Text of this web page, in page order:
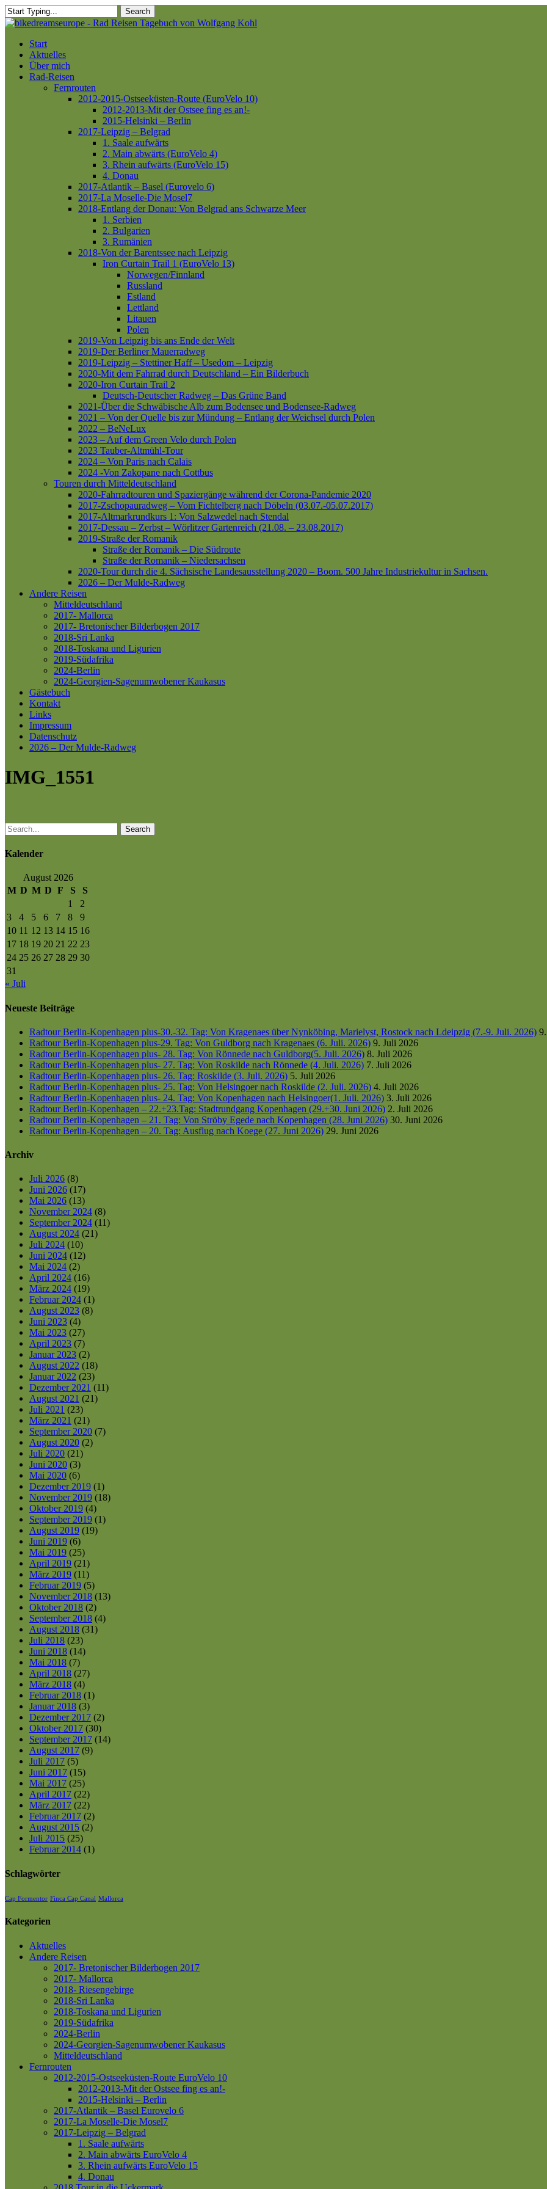
Skip
to
content
Search
Close
Menu
Start
Aktuelles
Über mich
Rad-Reisen
Fernrouten
2012-2015-Ostseeküsten-Route (EuroVelo 10)
2012-2013-Mit der Ostsee fing es an!-
2015-Helsinki – Berlin
2017-Leipzig – Belgrad
1. Saale aufwärts
2. Main abwärts (EuroVelo 4)
3. Rhein aufwärts (EuroVelo 15)
4. Donau
2017-Atlantik – Basel (Eurovelo 6)
2017-La Moselle-Die Mosel7
2018-Entlang der Donau: Von Belgrad ans Schwarze Meer
1. Serbien
2. Bulgarien
3. Rumänien
2018-Von der Barentssee nach Leipzig
Iron Curtain Trail 1 (EuroVelo 13)
Norwegen/Finnland
Russland
Estland
Lettland
Litauen
Polen
2019-Von Leipzig bis ans Ende der Welt
2019-Der Berliner Mauerradweg
2019-Leipzig – Stettiner Haff – Usedom – Leipzig
2020-Mit dem Fahrrad durch Deutschland – Ein Bilderbuch
2020-Iron Curtain Trail 2
Deutsch-Deutscher Radweg – Das Grüne Band
2021-Über die Schwäbische Alb zum Bodensee und Bodensee-Radweg
2021 – Von der Quelle bis zur Mündung – Entlang der Weichsel durch Polen
2022 – BeNeLux
2023 – Auf dem Green Velo durch Polen
2023 Tauber-Altmühl-Tour
2024 – Von Paris nach Calais
2024 -Von Zakopane nach Cottbus
Touren durch Mitteldeutschland
2020-Fahrradtouren und Spaziergänge während der Corona-Pandemie 2020
2017-Zschopauradweg – Vom Fichtelberg nach Döbeln (03.07.-05.07.2017)
2017-Altmarkrundkurs 1: Von Salzwedel nach Stendal
2017-Dessau – Zerbst – Wörlitzer Gartenreich (21.08. – 23.08.2017)
2019-Straße der Romanik
Straße der Romanik – Die Südroute
Straße der Romanik – Niedersachsen
2020-Tour durch die 4. Sächsische Landesausstellung 2020 – Boom. 500 Jahre Industriekultur in Sachsen.
2026 – Der Mulde-Radweg
Andere Reisen
Mitteldeutschland
2017- Mallorca
2017- Bretonischer Bilderbogen 2017
2018-Sri Lanka
2018-Toskana und Ligurien
2019-Südafrika
2024-Berlin
2024-Georgien-Sagenumwobener Kaukasus
Gästebuch
Kontakt
Links
Impressum
Datenschutz
2026 – Der Mulde-Radweg
IMG_1551
Search
Kalender
August 2026
M D M D F S
S
1
2
3
4 5 6 7 8
9
10 11 12 13 14 15 16
17 18 19 20 21 22 23
24 25 26 27 28 29 30
31
« Juli
Neueste Beiträge
Radtour Berlin-Kopenhagen plus-30.-32. Tag: Von Kragenaes über Nynköbing, Marielyst, Rostock nach Ldeipzig (7.-9. Juli. 2026)
Radtour Berlin-Kopenhagen plus-29. Tag: Von Guldborg nach Kragenaes (6. Juli. 2026) 9. Juli 2026
Radtour Berlin-Kopenhagen plus- 28. Tag: Von Rönnede nach Guldborg(5. Juli. 2026) 8. Juli 2026
Radtour Berlin-Kopenhagen plus- 27. Tag: Von Roskilde nach Rönnede (4. Juli. 2026) 7. Juli 2026
Radtour Berlin-Kopenhagen plus- 26. Tag: Roskilde (3. Juli. 2026) 5. Juli 2026
Radtour Berlin-Kopenhagen plus- 25. Tag: Von Helsingoer nach Roskilde (2. Juli. 2026) 4. Juli 2026
Radtour Berlin-Kopenhagen plus- 24. Tag: Von Kopenhagen nach Helsingoer(1. Juli. 2026) 3. Juli 2026
Radtour Berlin-Kopenhagen – 22.+23.Tag: Stadtrundgang Kopenhagen (29.+30. Juni 2026) 2. Juli 2026
Radtour Berlin-Kopenhagen – 21. Tag: Von Ströby Egede nach Kopenhagen (28. Juni 2026) 30. Juni 2026
Radtour Berlin-Kopenhagen – 20. Tag: Ausflug nach Koege (27. Juni 2026) 29. Juni 2026
Archiv
Juli 2026 (8)
Juni 2026 (17)
Mai 2026 (13)
November 2024 (8)
September 2024 (11)
August 2024 (21)
Juli 2024 (10)
Juni 2024 (12)
Mai 2024 (2)
April 2024 (16)
März 2024 (19)
Februar 2024 (1)
August 2023 (8)
Juni 2023 (4)
Mai 2023 (27)
April 2023 (7)
Januar 2023 (2)
August 2022 (18)
Januar 2022 (23)
Dezember 2021 (11)
August 2021 (21)
Juli 2021 (23)
März 2021 (21)
September 2020 (7)
August 2020 (2)
Juli 2020 (21)
Juni 2020 (3)
Mai 2020 (6)
Dezember 2019 (1)
November 2019 (18)
Oktober 2019 (4)
September 2019 (1)
August 2019 (19)
Juni 2019 (6)
Mai 2019 (25)
April 2019 (21)
März 2019 (11)
Februar 2019 (5)
November 2018 (13)
Oktober 2018 (2)
September 2018 (4)
August 2018 (31)
Juli 2018 (23)
Juni 2018 (14)
Mai 2018 (7)
April 2018 (27)
März 2018 (4)
Februar 2018 (1)
Januar 2018 (3)
Dezember 2017 (2)
Oktober 2017 (30)
September 2017 (14)
August 2017 (9)
Juli 2017 (5)
Juni 2017 (15)
Mai 2017 (25)
April 2017 (22)
März 2017 (22)
Februar 2017 (2)
August 2015 (2)
Juli 2015 (25)
Februar 2014 (1)
Schlagwörter
Cap Formentor Finca Cap Canal Mallorca
Kategorien
Aktuelles
Andere Reisen
2017- Bretonischer Bilderbogen 2017
2017- Mallorca
2018- Riesengebirge
2018-Sri Lanka
2018-Toskana und Ligurien
2019-Südafrika
2024-Berlin
2024-Georgien-Sagenumwobener Kaukasus
Mitteldeutschland
Fernrouten
2012-2015-Ostseeküsten-Route EuroVelo 10
2012-2013-Mit der Ostsee fing es an!-
2015-Helsinki – Berlin
2017-Atlantik – Basel Eurovelo 6
2017-La Moselle-Die Mosel7
2017-Leipzig – Belgrad
1. Saale aufwärts
2. Main abwärts EuroVelo 4
3. Rhein aufwärts EuroVelo 15
4. Donau